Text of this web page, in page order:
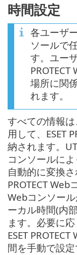
時間設定
各ユーザ
ソールで
す。ユー
場所に関
れます。
すべての情報
用して、ESET
納されます。
コンソールに
自動的に変換
PROTECT Web
Webコンソー
ーカル時間(内
ます。必要に
ESET
間を手動で設定